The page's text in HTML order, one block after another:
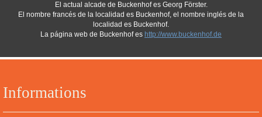
Informations
El actual alcade de Buckenhof es Georg Förster.
El nombre francés de la localidad es Buckenhof, el nombre inglés de la
localidad es Buckenhof.
La página web de Buckenhof es http://www.buckenhof.de